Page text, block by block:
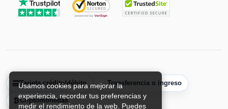
Usamos cookies para mejorar la
experiencia, recordar tus preferencias y
medir el rendimiento de la web. Puedes
Tarjeta crédito/débito Transferencia o ingreso
Criptomonedas